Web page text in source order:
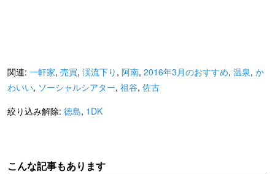
関連: 一軒家, 売買, 渓流下り , 阿南, 2016年3月のおすすめ, 温泉, か
わいい, ソーシャルシアター, 祖谷, 佐古
絞り込み解除: 徳島, 1DK
こんな記事もあります